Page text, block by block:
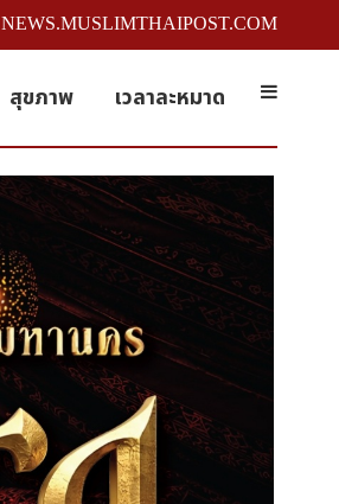
NEWS.MUSLIMTHAIPOST.COM
สุขภาพ เวลาละหมาด